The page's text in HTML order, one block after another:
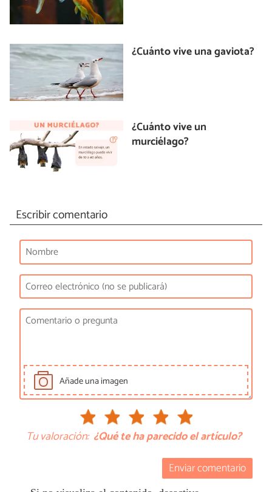
¿Cuánto vive una gaviota?
¿Cuánto vive un
murciélago?
Escribir comentario
Añade una imagen
Tu valoración: ¿Qué te ha parecido el artículo?
Enviar comentario